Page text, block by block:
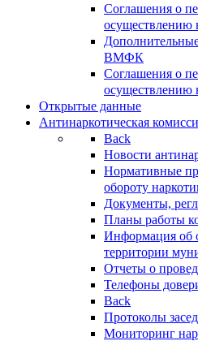
Соглашения о
осуществлению
ВМФК
Соглашения о
осуществлению
Открытые данные
Антинаркотическая
Back
Новости
Нормативные
обороту
Документы,
Планы работы
Информация об
территории
Отчеты о
Телефоны
Back
Протоколы
Мониторинг